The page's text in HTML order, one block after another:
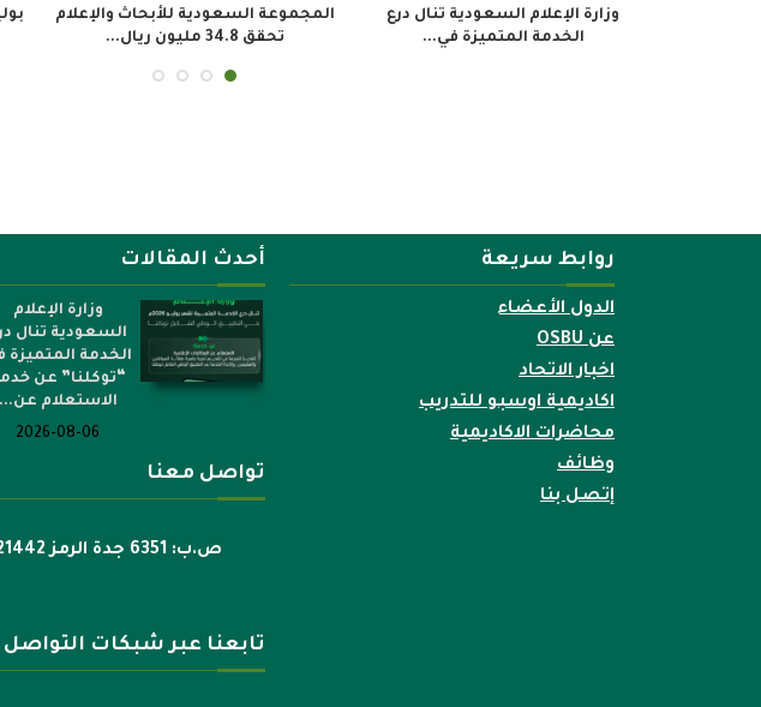
الرياض يستضيف منافسات
“كأس المحتوى” بين نجوم...
معهد الجزيرة للإعلام ينظم 3 دورات
لتأهيل النشء...
إطلاق فيلم
لاستعادة ذاكرة
روابط سريعة
الدول الأعضاء
عن OSBU
اخبار الاتحاد
اكاديمية اوسبو للتدريب
محاضرات الاكاديمية
وظائف
إتصل بنا
أحدث المقالات
وزارة الإعلام
السعودية تنال
الخدمة المتميزة
“توكلنا” عن
الاستعلام عن...
2026-08-06
تواصل معنا
تابعنا عبر شبكات التواصل